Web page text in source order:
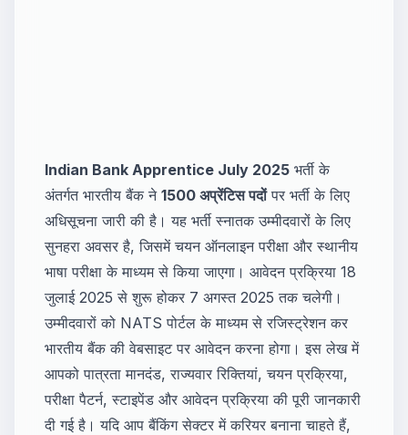
Indian Bank Apprentice July 2025 भर्ती के
अंतर्गत भारतीय बैंक ने 1500 अप्रेंटिस पदोंपर भर्ती के लिए
अधिसूचना जारी की है। यह भर्ती स्नातक उम्मीदवारों के लिए
सुनहरा अवसर है, जिसमें चयन ऑनलाइन परीक्षा और स्थानीय
भाषा परीक्षा के माध्यम से किया जाएगा। आवेदन प्रक्रिया 18
जुलाई 2025 से शुरू होकर 7 अगस्त 2025 तक चलेगी।
उम्मीदवारों को NATS पोर्टल के माध्यम से रजिस्ट्रेशन कर
भारतीय बैंक की वेबसाइट पर आवेदन करना होगा। इस लेख में
आपको पात्रता मानदंड, राज्यवार रिक्तियां, चयन प्रक्रिया,
परीक्षा पैटर्न, स्टाइपेंड और आवेदन प्रक्रिया की पूरी जानकारी
दी गई है। यदि आप बैंकिंग सेक्टर में करियर बनाना चाहते हैं,